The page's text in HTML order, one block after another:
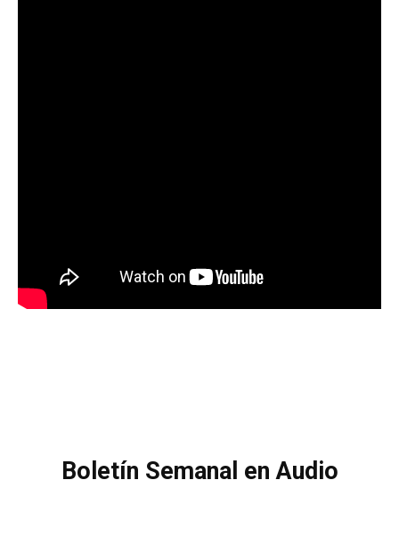
Boletín Semanal en Audio